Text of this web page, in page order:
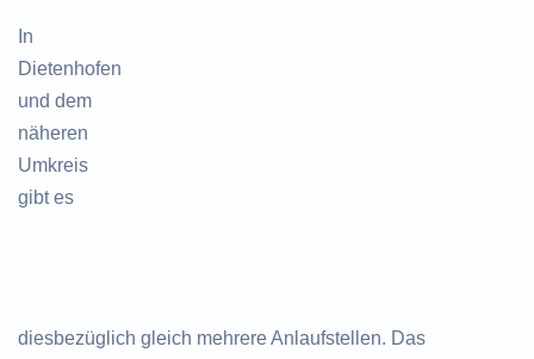
In
Dietenhofen
und dem
näheren
Umkreis
gibt es
diesbezüglich gleich mehrere Anlaufstellen. Das